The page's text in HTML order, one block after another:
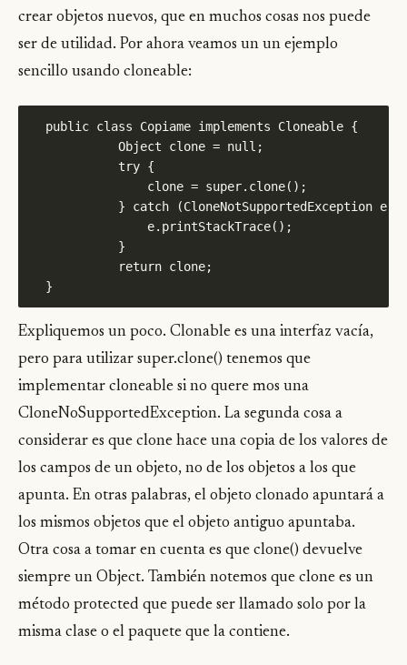
crear objetos nuevos, que en muchos cosas nos puede
ser de utilidad. Por ahora veamos un un ejemplo
sencillo usando cloneable:
Expliquemos un poco. Clonable es una interfaz vacía,
pero para utilizar super.clone() tenemos que
implementar cloneable si no quere mos una
CloneNoSupportedException. La segunda cosa a
considerar es que clone hace una copia de los valores de
los campos de un objeto, no de los objetos a los que
apunta. En otras palabras, el objeto clonado apuntará a
los mismos objetos que el objeto antiguo apuntaba.
Otra cosa a tomar en cuenta es que clone() devuelve
siempre un Object. También notemos que clone es un
método protected que puede ser llamado solo por la
misma clase o el paquete que la contiene.